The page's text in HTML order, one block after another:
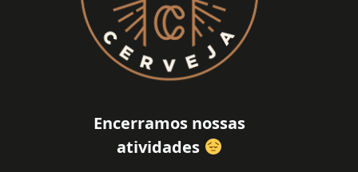
Encerramos nossas
atividades